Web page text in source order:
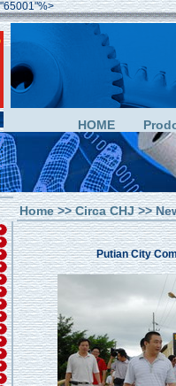
HOME
Home>>Circa CHJ>>
Putian City